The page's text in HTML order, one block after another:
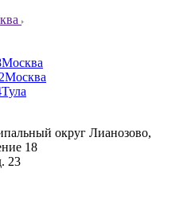
Москва
Москва
Тула
округ Лианозово,
18
23